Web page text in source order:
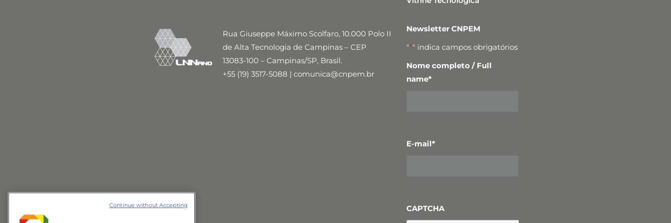
Rua Giuseppe Máximo Scolfaro, 10.000 Polo II
de Alta Tecnologia de Campinas – CEP
13083-100 – Campinas/SP, Brasil.
+55 (19) 3517-5088 | comunica@cnpem.br
Newsletter CNPEM
"*" indica campos obrigatórios
Nome completo / Full
name*
E-mail*
CAPTCHA
Continue without Accepting